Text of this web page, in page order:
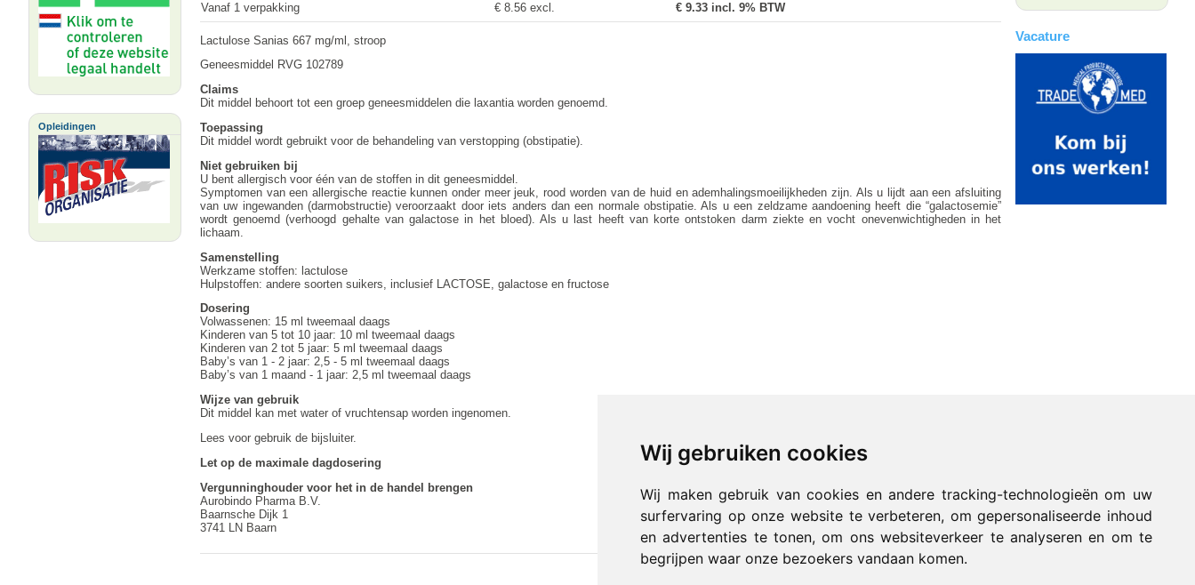
Wij gebruiken cookies
Wij maken gebruik van cookies en andere tracking-technologieën om uw
surfervaring op onze website te verbeteren, om gepersonaliseerde inhoud
en advertenties te tonen, om ons websiteverkeer te analyseren en om te
begrijpen waar onze bezoekers vandaan komen.
Opleidingen
Vacature
Vanaf 1 verpakking € 8.56 excl. € 9.33 incl. 9% BTW
Lactulose Sanias 667 mg/ml, stroop
Geneesmiddel RVG 102789
Claims
Dit middel behoort tot een groep geneesmiddelen die laxantia worden genoemd.
Toepassing
Dit middel wordt gebruikt voor de behandeling van verstopping (obstipatie).
Niet gebruiken bij
U bent allergisch voor één van de stoffen in dit geneesmiddel.
Symptomen van een allergische reactie kunnen onder meer jeuk, rood worden van de huid en ademhalingsmoeilijkheden zijn. Als u lijdt aan een afsluiting
van uw ingewanden (darmobstructie) veroorzaakt door iets anders dan een normale obstipatie. Als u een zeldzame aandoening heeft die “galactosemie”
wordt genoemd (verhoogd gehalte van galactose in het bloed). Als u last heeft van korte ontstoken darm ziekte en vocht onevenwichtigheden in het
lichaam.
Samenstelling
Werkzame stoffen: lactulose
Hulpstoffen: andere soorten suikers, inclusief LACTOSE, galactose en fructose
Dosering
Volwassenen: 15 ml tweemaal daags
Kinderen van 5 tot 10 jaar: 10 ml tweemaal daags
Kinderen van 2 tot 5 jaar: 5 ml tweemaal daags
Baby’s van 1 - 2 jaar: 2,5 - 5 ml tweemaal daags
Baby’s van 1 maand - 1 jaar: 2,5 ml tweemaal daags
Wijze van gebruik
Dit middel kan met water of vruchtensap worden ingenomen.
Lees voor gebruik de bijsluiter.
Let op de maximale dagdosering
Vergunninghouder voor het in de handel brengen
Aurobindo Pharma B.V.
Baarnsche Dijk 1
3741 LN Baarn